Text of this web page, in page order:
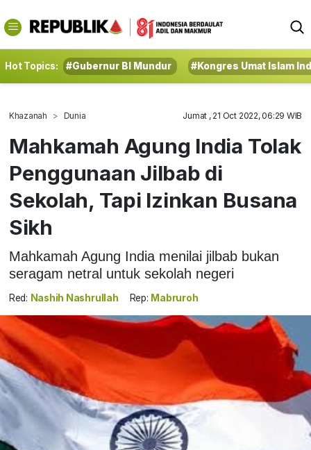
Hot Topics: #Gubernur BI Mundur #Kongres Umat Islam
Khazanah Dunia Jumat , 21 Oct 2022, 06:29 WIB
Mahkamah Agung India Tolak
Penggunaan Jilbab di
Sekolah, Tapi Izinkan Busana
Sikh
Mahkamah Agung India menilai jilbab bukan
seragam netral untuk sekolah negeri
Red: Nashih Nashrullah Rep: Mabruroh